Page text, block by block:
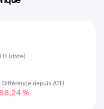
(date)
Différence depuis ATH
%